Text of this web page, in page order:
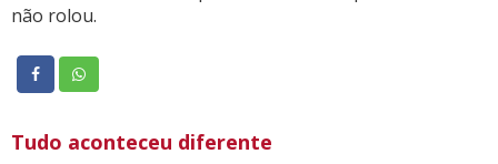
não rolou.
Tudo aconteceu diferente